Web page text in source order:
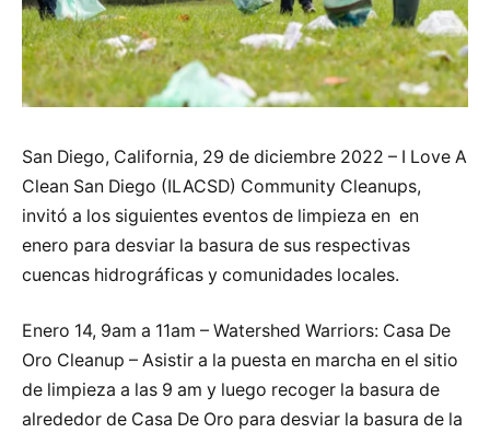
San Diego, California, 29 de diciembre 2022 – I Love A
Clean San Diego (ILACSD) Community Cleanups,
invitó a los siguientes eventos de limpieza en en
enero para desviar la basura de sus respectivas
cuencas hidrográficas y comunidades locales.
Enero 14, 9am a 11am – Watershed Warriors: Casa De
Oro Cleanup – Asistir a la puesta en marcha en el sitio
de limpieza a las 9 am y luego recoger la basura de
alrededor de Casa De Oro para desviar la basura de la